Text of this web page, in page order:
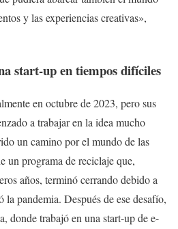
y las experiencias creativas»,
start-up en tiempos difíciles
en octubre de 2023, pero sus
a trabajar en la idea mucho
un camino por el mundo de las
un programa de reciclaje que,
años, terminó cerrando debido a
la pandemia. Después de ese desafío,
donde trabajó en una start-up de e-